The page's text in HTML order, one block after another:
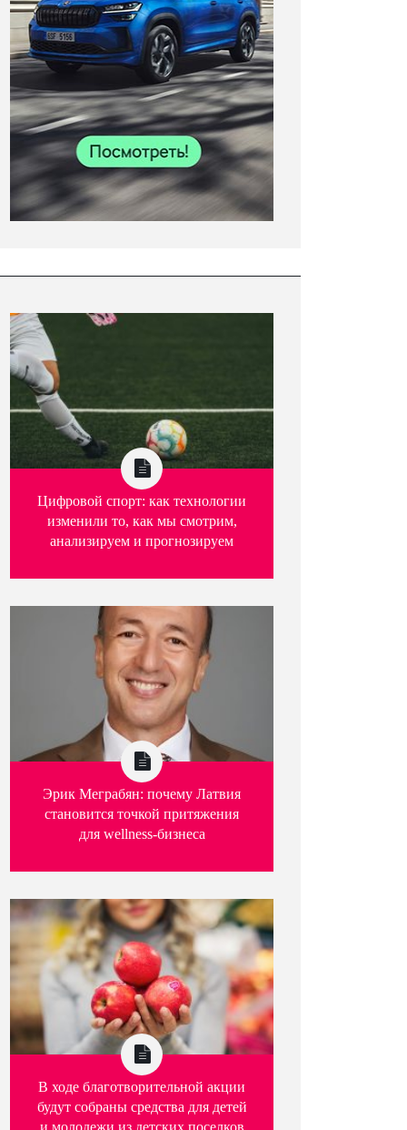
Цифровой спорт: как технологии
изменили то, как мы смотрим,
анализируем и прогнозируем
Эрик Меграбян: почему Латвия
становится точкой притяжения
для wellness-бизнеса
В ходе благотворительной акции
будут собраны средства для детей